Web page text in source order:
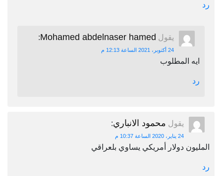
رد
يقول Mohamed abdelnaser hamed
:
24 أكتوبر، 2021 الساعة 12:13 م
ايه المطلوب
رد
يقول محمود الانباري:
24 يناير، 2020 الساعة 10:37 م
المليون دولار أمريكي يساوي بلعراقي
رد